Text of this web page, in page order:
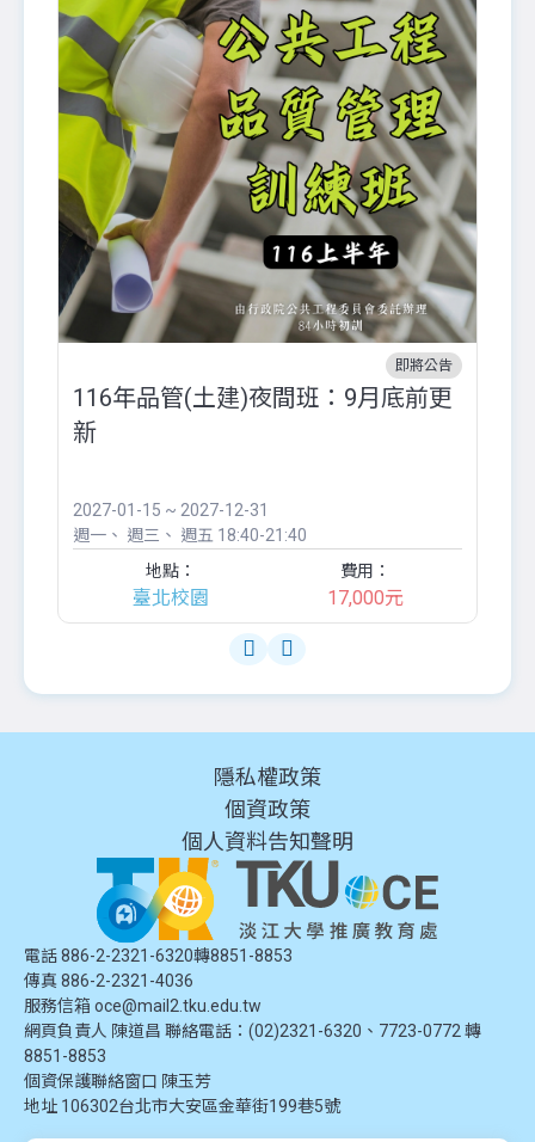
即將公告
116年品管(土建)夜間班：9月底前更
新
2027-01-15 ~ 2027-12-31
週一
週三 週五 18:40-21:40
地點：
臺北校園
費用：
17,000元
隱私權政策
個資政策
個人資料告知聲明
電話 886-2-2321-6320轉8851-8853
傳真 886-2-2321-4036
服務信箱 oce@mail2.tku.edu.tw
網頁負責人 陳道昌 聯絡電話：(02)2321-6320、7723-0772 轉
8851-8853
個資保護聯絡窗口 陳玉芳
地址 106302台北市大安區金華街199巷5號